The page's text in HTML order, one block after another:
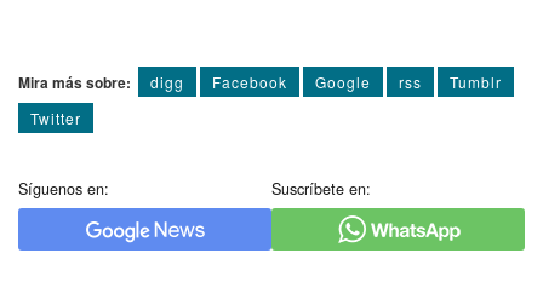
Mira más sobre: digg Facebook Google rss
Tumblr
Twitter
Síguenos en: Suscríbete en: